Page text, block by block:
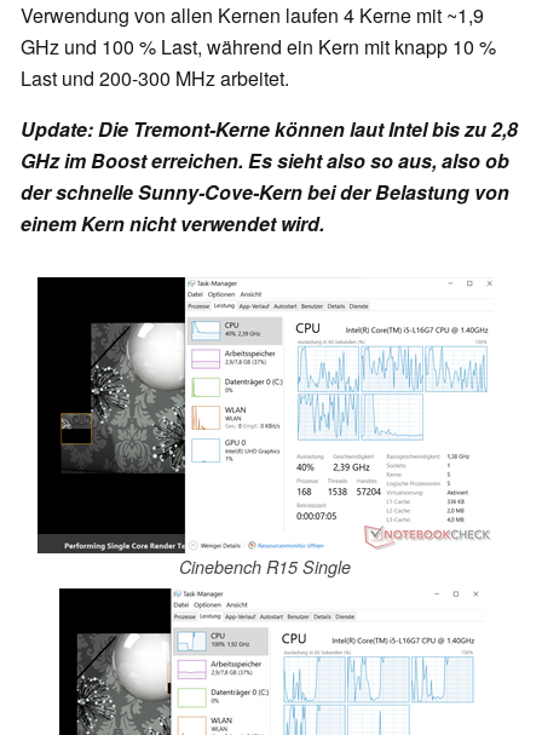
Verwendung von allen Kernen laufen 4 Kerne mit ~1,9
GHz und 100 % Last, während ein Kern mit knapp 10 %
Last und 200-300 MHz arbeitet.
Update: Die Tremont-Kerne können laut Intel bis zu 2,8
GHz im Boost erreichen. Es sieht also so aus, also ob
der schnelle Sunny-Cove-Kern bei der Belastung von
einem Kern nicht verwendet wird.
Cinebench R15 Single